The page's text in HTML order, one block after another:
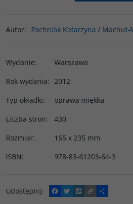
Autor: Pachniak Katarzyna / Machut-
Wydanie:
Warszawa
Rok wydania: 2012
Typ okładki:
oprawa miękka
Liczba stron:
430
Rozmiar:
165 x 235 mm
ISBN: 978-83-61203-64-3
Udostępnij:
F
a
T
w
W
y
C
o
P
o